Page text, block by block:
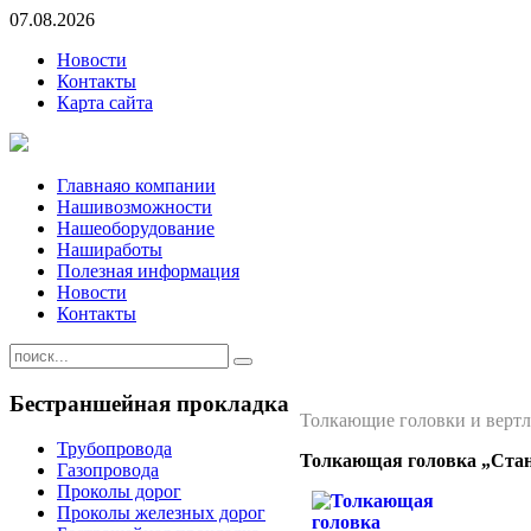
07.08.2026
Новости
Контакты
Карта сайта
Главнаяо компании
Нашивозможности
Нашеоборудование
Нашиработы
Полезная информация
Новости
Контакты
Толкающие головки и
Толкающая головка
Бестраншейная прокладка
Трубопровода
Газопровода
Проколы дорог
Проколы железных дорог